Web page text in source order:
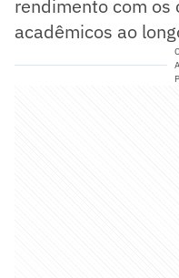
rendimento com os
acadêmicos ao